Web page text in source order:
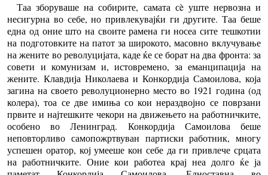
Таа зборуваше на собирите, самата сè уште нервозна и
несигурна во себе, но привлекувајќи ги другите. Таа беше
една од оние што на своите рамена ги носеа сите тешкотии
на подготовките на патот за широкото, масовно вклучување
на жените во револуцијата, каде ќе се борат на два фронта: за
совети и комунизам и, истовремено, за еманципација на
жените. Клавдија Николаева и Конкордија Самоилова, која
загина на своето револуционерно место во 1921 година (од
колера), тоа се две имиња со кои нераздвојно се поврзани
првите и најтешките чекори на движењето на работничките,
особено во Ленинград. Конкордија Самоилова беше
неповторливо самопожртвуван партиски работник, многу
успешен оратор, кој умееше кон себе да ги привлече срцата
на работничките. Оние кои работеа крај неа долго ќе ја